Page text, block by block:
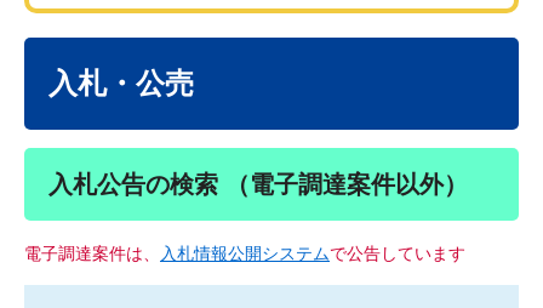
入札・公売
入札公告の検索 （電子調達案件以外）
電子調達案件は、 入札情報公開システムで公告しています